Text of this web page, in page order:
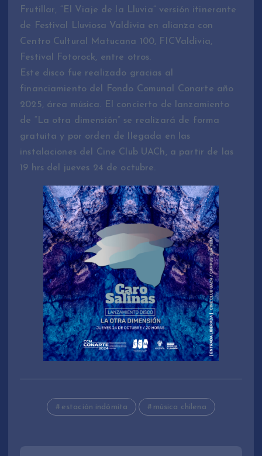
Frutillar, “El Viaje de la Lluvia” versión itinerante
de Festival Lluviosa Valdivia en alianza con
Centro Cultural Matucana 100, FICValdivia,
Festival Fotorock, entre otros.
Este disco fue realizado gracias al
financiamiento del Fondo Comunal Conarte año
2025, área música. El concierto de lanzamiento
de “La otra dimensión” se realizará de forma
gratuita y por orden de llegada en las
instalaciones del Cine Club UACh, a partir de las
19 hrs del jueves 24 de octubre.
estación indómita música chilena